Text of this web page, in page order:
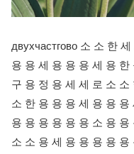
двухчастгово 소 소 한
용 용 세 용 용 용 세 용
구 용 정 용 세 세 로 소
소 한 용 용 용 세 용 용
용 용 용 용 용 용 소 용
소 소 용 세 용 용 용 용